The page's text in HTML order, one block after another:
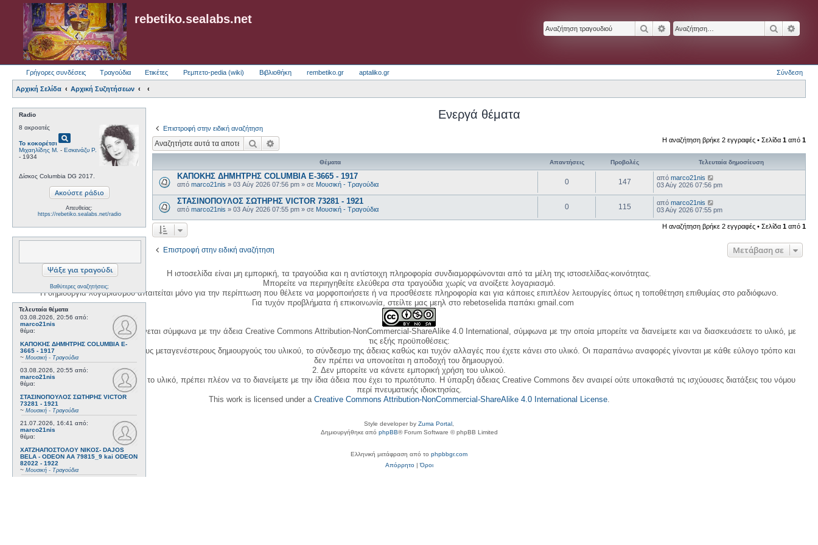
rebetiko.sealabs.net
ΑναζήτησηΕιδική αναζήτηση
Γρήγορες συνδέσεις Τραγούδια Ετικέτες Ρεμπετο-pedia (wiki) Βιβλιοθήκη rembetiko.gr aptaliko.gr Σύνδεση
Αρχική Σελίδα Αρχική Συζητήσεων
Radio
8 ακροατές
Το κοκορέτσι pageview
Μιχαηλίδης Μ. - Εσκενάζυ Ρ.
- 1934
Δίσκος Columbia DG 2017.
Απευθείας:
https://rebetiko.sealabs.net/radio
Βαθύτερες αναζητήσεις;
Τελευταία θέματα
03.08.2026, 20:56 από:
marco21nis
θέμα:
ΚΑΠΟΚΗΣ ΔΗΜΗΤΡΗΣ COLUMBIA E-
3665 - 1917
~ Μουσική - Τραγούδια
03.08.2026, 20:55 από:
marco21nis
θέμα:
ΣΤΑΣΙΝΟΠΟΥΛΟΣ ΣΩΤΗΡΗΣ VICTOR
73281 - 1921
~ Μουσική - Τραγούδια
21.07.2026, 16:41 από:
marco21nis
θέμα:
ΧΑΤΖΗΑΠΟΣΤΟΛΟΥ ΝΙΚΟΣ- DAJOS
BELA - ODEON AA 79815_9 kai ODEON
82022 - 1922
~ Μουσική - Τραγούδια
Ενεργά θέματα
Επιστροφή στην ειδική αναζήτηση
Αναζήτηση Η αναζήτηση βρήκε 2 εγγραφές • Σελίδα 1 από 1
Θέματα Απαντήσεις Προβολές Τελευταία δημοσίευση
ΚΑΠΟΚΗΣ ΔΗΜΗΤΡΗΣ COLUMBIA E-3665 - 1917
από marco21nis » 03 Αύγ 2026 07:56 pm » σε Μουσική - Τραγούδια 0 147 από marco21nis
03 Αύγ 2026 07:56 pm
ΣΤΑΣΙΝΟΠΟΥΛΟΣ ΣΩΤΗΡΗΣ VICTOR 73281 - 1921
από marco21nis » 03 Αύγ 2026 07:55 pm » σε Μουσική - Τραγούδια 0 115 από marco21nis
03 Αύγ 2026 07:55 pm
Η αναζήτηση βρήκε 2 εγγραφές • Σελίδα 1 από 1
Επιστροφή στην ειδική αναζήτηση Μετάβαση σε
Η ιστοσελίδα είναι μη εμπορική, τα τραγούδια και η αντίστοιχη πληροφορία συνδιαμορφώνονται από τα μέλη της ιστοσελίδας-κοινότητας.
Μπορείτε να περιηγηθείτε ελεύθερα στα τραγούδια χωρίς να ανοίξετε λογαριασμό.
Η δημιουργία λογαριασμού απαιτείται μόνο για την περίπτωση που θέλετε να μορφοποιήσετε ή να προσθέσετε πληροφορία και για κάποιες επιπλέον λειτουργίες όπως η τοποθέτηση επιθυμίας στο ραδιόφωνο.
Για τυχόν προβλήματα ή επικοινωνία, στείλτε μας μεηλ στο rebetoselida παπάκι gmail.com
Η χρήση του υλικού της σελίδας γίνεται σύμφωνα με την άδεια Creative Commons Attribution-NonCommercial-ShareAlike 4.0 International, σύμφωνα με την οποία μπορείτε να διανείμετε και να διασκευάσετε το υλικό, με
τις εξής προϋποθέσεις:
1. Να αναφέρετε τον αρχικό και τους μεταγενέστερους δημιουργούς του υλικού, το σύνδεσμο της άδειας καθώς και τυχόν αλλαγές που έχετε κάνει στο υλικό. Οι παραπάνω αναφορές γίνονται με κάθε εύλογο τρόπο και
δεν πρέπει να υπονοείται η αποδοχή του δημιουργού.
2. Δεν μπορείτε να κάνετε εμπορική χρήση του υλικού.
3. Αν διασκευάσετε με κάθε τρόπο το υλικό, πρέπει πλέον να το διανείμετε με την ίδια άδεια που έχει το πρωτότυπο. Η ύπαρξη άδειας Creative Commons δεν αναιρεί ούτε υποκαθιστά τις ισχύουσες διατάξεις του νόμου
περί πνευματικής ιδιοκτησίας.
This work is licensed under a Creative Commons Attribution-NonCommercial-ShareAlike 4.0 International License.
Style developer by Zuma Portal
Δημιουργήθηκε από phpBB® Forum Software © phpBB Limited
Ελληνική μετάφραση από το phpbbgr.com
Απόρρητο|Όροι